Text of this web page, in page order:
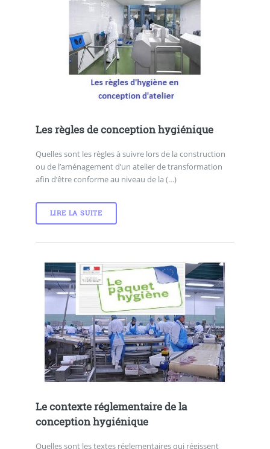
Les règles de conception hygiénique
Quelles sont les règles à suivre lors de la construction
ou de l’aménagement d’un atelier de transformation
afin d’être conforme au niveau de la (…)
LIRE LA SUITE
Le contexte réglementaire de la
conception hygiénique
Quelles sont les textes réglementaires qui régissent